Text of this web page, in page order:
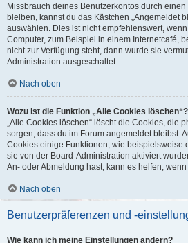
Missbrauch deines Benutzerkontos durch
bleiben, kannst du das Kästchen „Angemeldet
auswählen. Dies ist nicht empfehlenswert,
Computer, zum Beispiel in einem Internetcafé,
nicht zur Verfügung steht, dann wurde sie
Administration ausgeschaltet.
Nach oben
Wozu ist die Funktion „Alle Cookies löschen“?
„Alle Cookies löschen“ löscht die Cookies, die
sorgen, dass du im Forum angemeldet bleibst.
Cookies einige Funktionen, wie beispielsweise
sie von der Board-Administration aktiviert
An- oder Abmeldung hast, kann es helfen,
Nach oben
Benutzerpräferenzen und -
Wie kann ich meine Einstellungen ändern?